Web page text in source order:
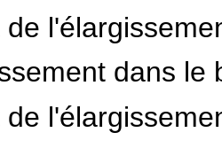
de
dans le